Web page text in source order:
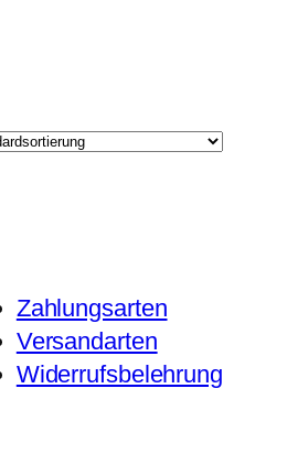
Zahlungsarten
Versandarten
Widerrufsbelehrung